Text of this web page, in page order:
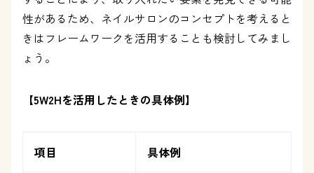
性があるため、ネイルサロンのコンセプトを考えると
きはフレームワークを活用することも検討してみまし
ょう。
【5W2Hを活用したときの具体例】
項目 具体例